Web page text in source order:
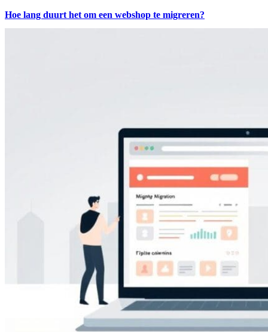
Hoe lang duurt het om een webshop te migreren?